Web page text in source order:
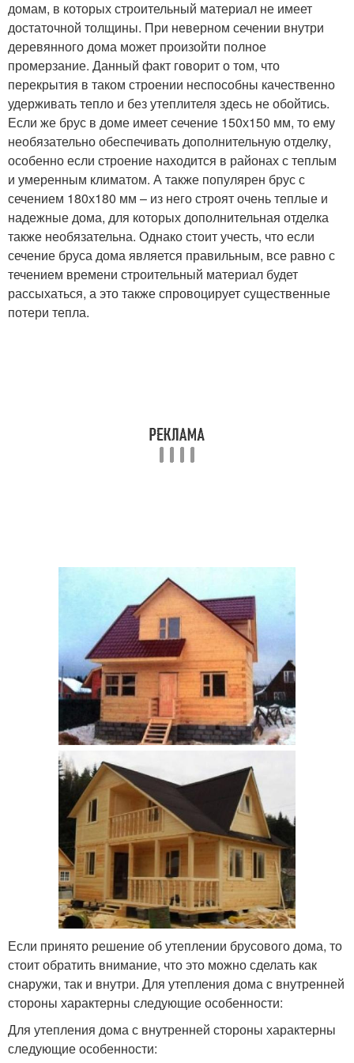
домам, в которых строительный материал не имеет
достаточной толщины. При неверном сечении внутри
деревянного дома может произойти полное
промерзание. Данный факт говорит о том, что
перекрытия в таком строении неспособны качественно
удерживать тепло и без утеплителя здесь не обойтись.
Если же брус в доме имеет сечение 150х150 мм, то ему
необязательно обеспечивать дополнительную отделку,
особенно если строение находится в районах с теплым
и умеренным климатом. А также популярен брус с
сечением 180х180 мм – из него строят очень теплые и
надежные дома, для которых дополнительная отделка
также необязательна. Однако стоит учесть, что если
сечение бруса дома является правильным, все равно с
течением времени строительный материал будет
рассыхаться, а это также спровоцирует существенные
потери тепла.
Если принято решение об утеплении брусового дома, то
стоит обратить внимание, что это можно сделать как
снаружи, так и внутри. Для утепления дома с внутренней
стороны характерны следующие особенности:
Для утепления дома с внутренней стороны характерны
следующие особенности: